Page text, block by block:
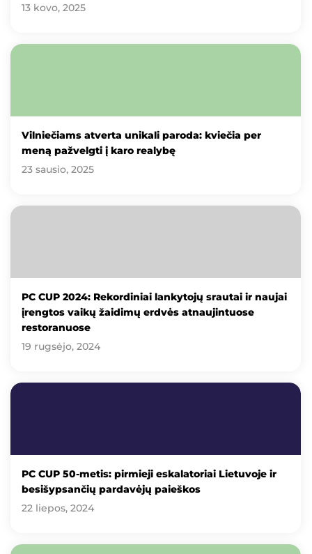
13 kovo, 2025
Vilniečiams atverta unikali paroda: kviečia per
meną pažvelgti į karo realybę
23 sausio, 2025
PC CUP 2024: Rekordiniai lankytojų srautai ir naujai
įrengtos vaikų žaidimų erdvės atnaujintuose
restoranuose
19 rugsėjo, 2024
PC CUP 50-metis: pirmieji eskalatoriai Lietuvoje ir
besišypsančių pardavėjų paieškos
22 liepos, 2024